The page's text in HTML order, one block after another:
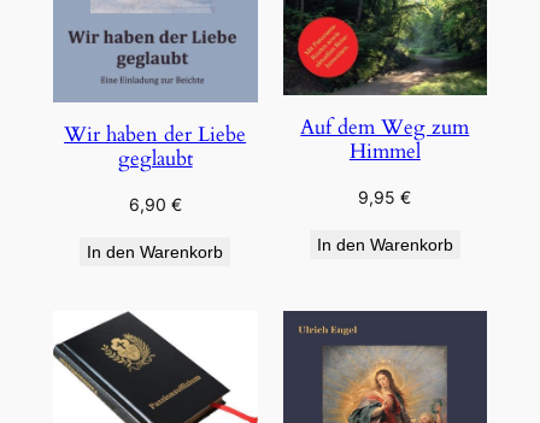
Wir haben der Liebe
geglaubt
6,90 €
In den Warenkorb
Auf dem Weg zum
Himmel
9,95€
In den Warenkorb